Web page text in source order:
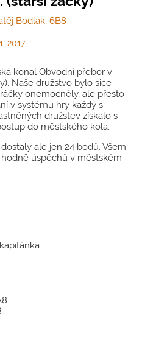
Bodlák, 6B8
2017
konal Obvodní přebor v
Naše družstvo bylo sice
onemocněly, ale přesto
v systému hry každý s
družstev získalo s
do městského kola.
ale jen 24 bodů. Všem
úspěchů v městském